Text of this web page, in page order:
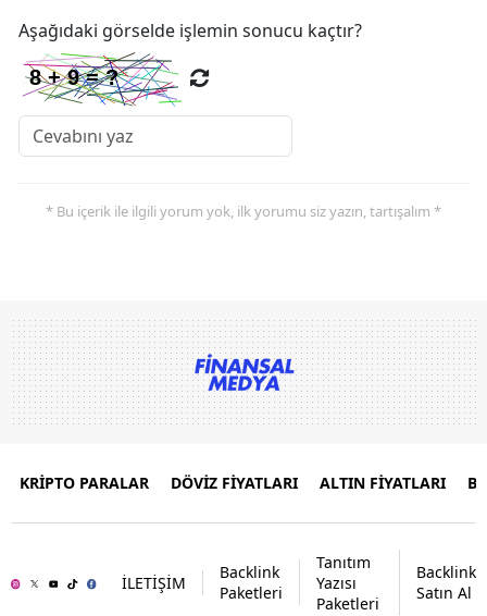
Aşağıdaki görselde işlemin sonucu kaçtır?
* Bu içerik ile ilgili yorum yok, ilk yorumu siz yazın, tartışalım *
KRİPTO PARALAR DÖVİZ FİYATLARI ALTIN FİYATLARI
İLETİŞİM
Backlink
Paketleri
Tanıtım
Yazısı
Paketleri
Backlink
Satın Al